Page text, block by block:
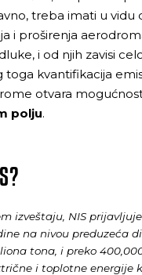
treba imati u vidu
i proširenja
i od njih zavisi
kvantifikacija
otvara
polju.
izveštaju, NIS
na nivou preduzeća
tona, i preko
i toplotne energije